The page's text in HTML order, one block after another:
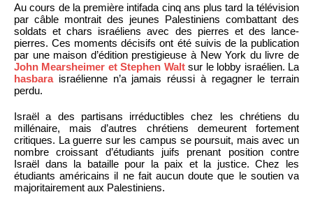
Au cours de la première intifada cinq ans plus tard la télévision
par câble montrait des jeunes Palestiniens combattant des
soldats et chars israéliens avec des pierres et des lance-
pierres. Ces moments décisifs ont été suivis de la publication
par une maison d’édition prestigieuse à New York du livre de
John Mearsheimer et Stephen Waltsur le lobby israélien. La
hasbaraisraélienne n’a jamais réussi à regagner le terrain
perdu.
Israël a des partisans irréductibles chez les chrétiens du
millénaire, mais d’autres chrétiens demeurent fortement
critiques. La guerre sur les campus se poursuit, mais avec un
nombre croissant d’étudiants juifs prenant position contre
Israël dans la bataille pour la paix et la justice. Chez les
étudiants américains il ne fait aucun doute que le soutien va
majoritairement aux Palestiniens.